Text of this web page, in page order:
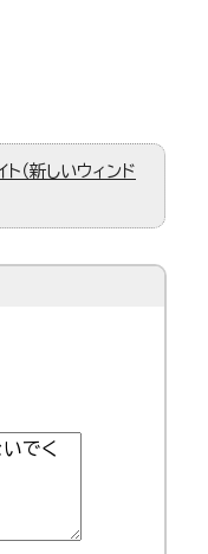
（新しいウィンド